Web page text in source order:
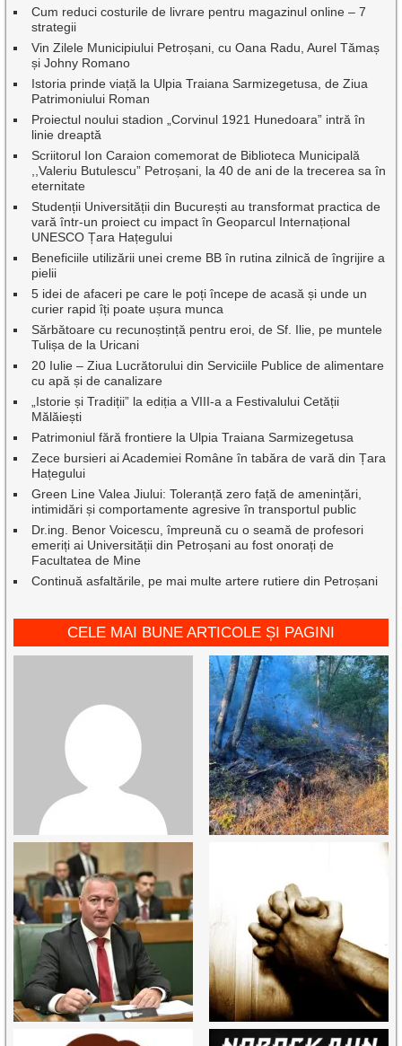
Cum reduci costurile de livrare pentru magazinul online – 7
strategii
Vin Zilele Municipiului Petroșani, cu Oana Radu, Aurel Tămaș
și Johny Romano
Istoria prinde viață la Ulpia Traiana Sarmizegetusa, de Ziua
Patrimoniului Roman
Proiectul noului stadion „Corvinul 1921 Hunedoara” intră în
linie dreaptă
Scriitorul Ion Caraion comemorat de Biblioteca Municipală
,,Valeriu Butulescu” Petroșani, la 40 de ani de la trecerea sa în
eternitate
Studenții Universității din București au transformat practica de
vară într-un proiect cu impact în Geoparcul Internațional
UNESCO Țara Hațegului
Beneficiile utilizării unei creme BB în rutina zilnică de îngrijire a
pielii
5 idei de afaceri pe care le poți începe de acasă și unde un
curier rapid îți poate ușura munca
Sărbătoare cu recunoștință pentru eroi, de Sf. Ilie, pe muntele
Tulișa de la Uricani
20 Iulie – Ziua Lucrătorului din Serviciile Publice de alimentare
cu apă și de canalizare
„Istorie și Tradiții” la ediția a VIII-a a Festivalului Cetății
Mălăiești
Patrimoniul fără frontiere la Ulpia Traiana Sarmizegetusa
Zece bursieri ai Academiei Române în tabăra de vară din Țara
Hațegului
Green Line Valea Jiului: Toleranță zero față de amenințări,
intimidări și comportamente agresive în transportul public
Dr.ing. Benor Voicescu, împreună cu o seamă de profesori
emeriți ai Universității din Petroșani au fost onorați de
Facultatea de Mine
Continuă asfaltările, pe mai multe artere rutiere din Petroșani
CELE MAI BUNE ARTICOLE ȘI PAGINI